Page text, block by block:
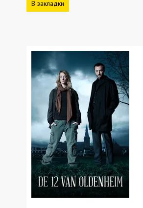
В закладки